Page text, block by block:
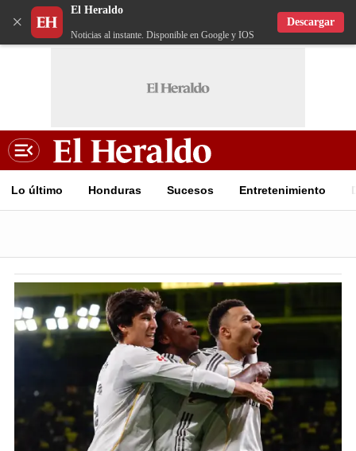
×
El Heraldo
Noticias al instante. Disponible en Google y IOS
Descargar
Lo último Honduras Sucesos Entretenimiento